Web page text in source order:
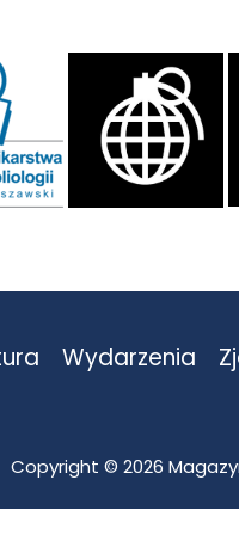
Wydarzenia
Copyright © 2026